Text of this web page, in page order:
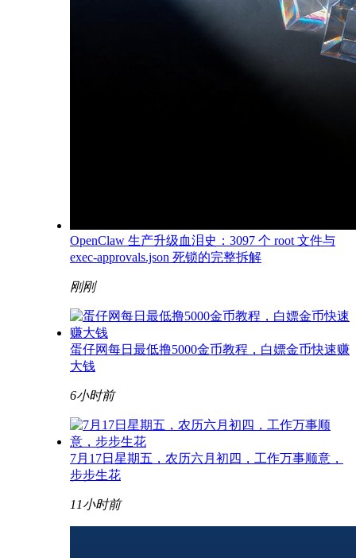
OpenClaw 生产升级血泪史：3097 个 root 文件与
exec-approvals.json 死锁的完整拆解
刚刚
蛋仔网每日最低撸5000金币教程，白嫖金币快速赚
大钱
6小时前
7月17日星期五，农历六月初四，工作万事顺意，
步步生花
11小时前